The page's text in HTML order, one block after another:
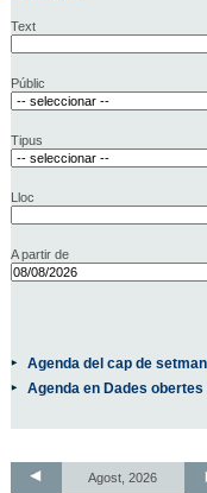
Text
Públic
Tipus
Lloc
A partir de
Agenda del cap de
Agenda en Dades obertes
Agost, 2026